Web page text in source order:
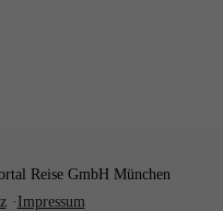
Reise GmbH München
Impressum